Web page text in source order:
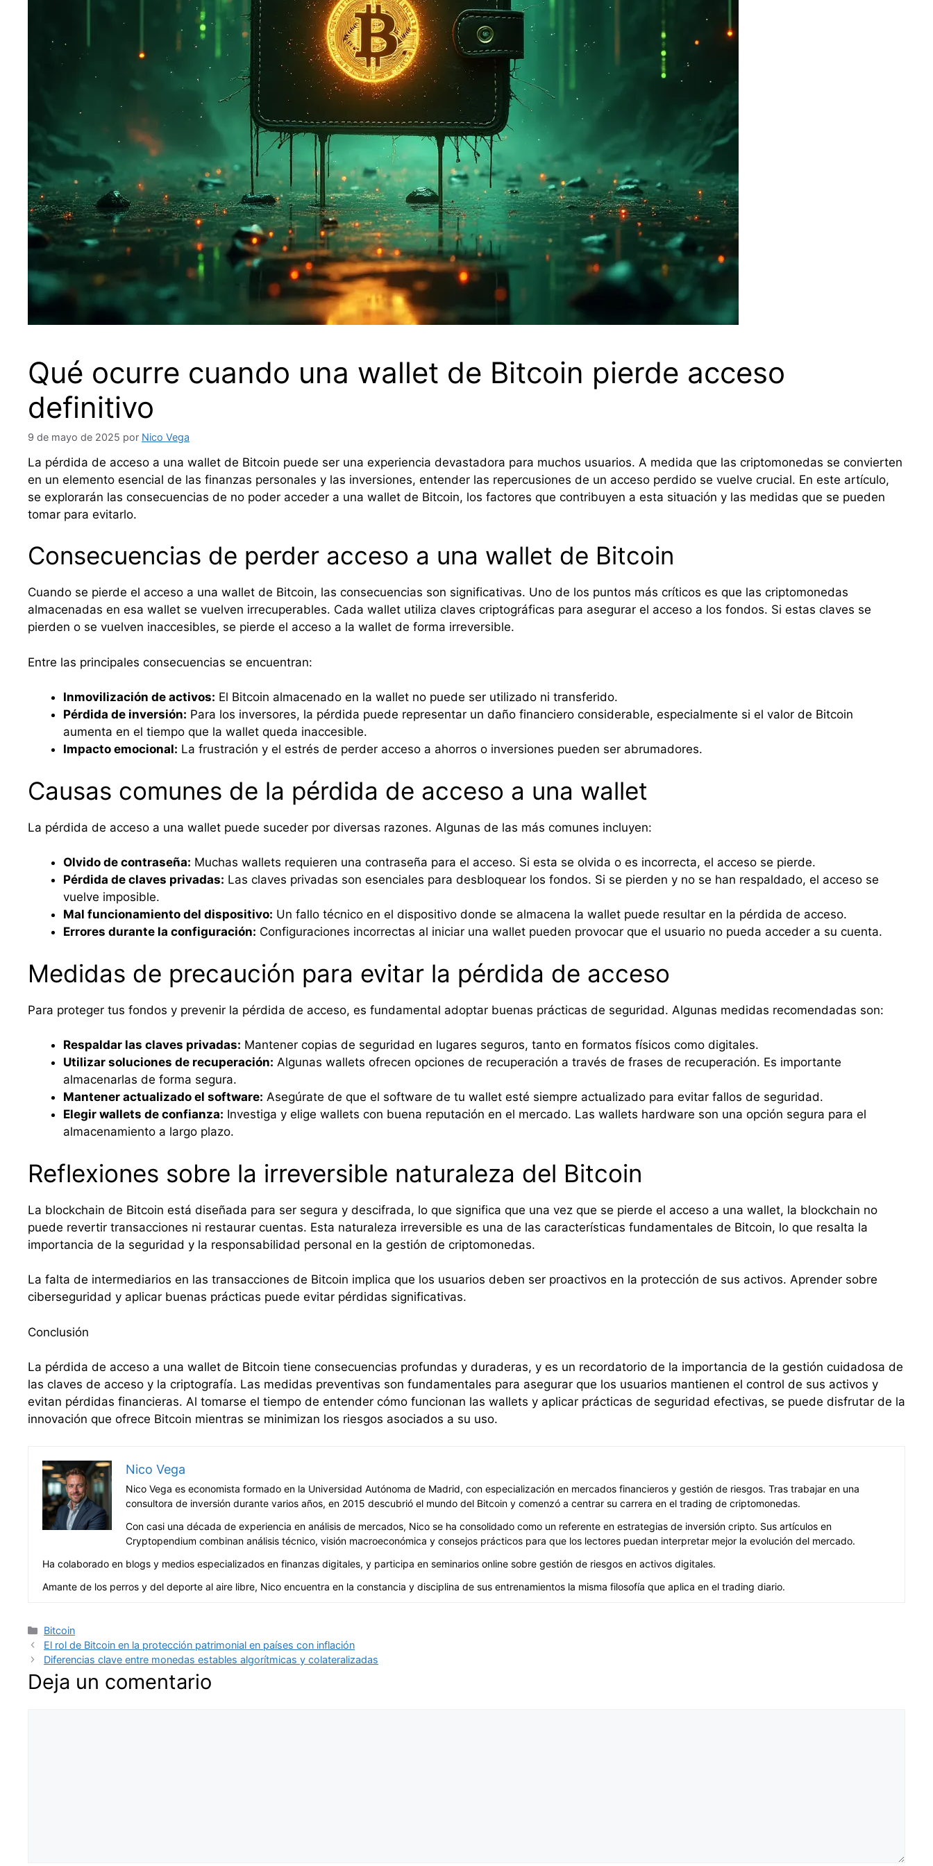
Qué ocurre cuando una wallet de Bitcoin pierde acceso
definitivo
9 de mayo de 2025 por Nico Vega
La pérdida de acceso a una wallet de Bitcoin puede ser una experiencia devastadora para muchos usuarios. A medida que las criptomonedas se convierten
en un elemento esencial de las finanzas personales y las inversiones, entender las repercusiones de un acceso perdido se vuelve crucial. En este artículo,
se explorarán las consecuencias de no poder acceder a una wallet de Bitcoin, los factores que contribuyen a esta situación y las medidas que se pueden
tomar para evitarlo.
Consecuencias de perder acceso a una wallet de Bitcoin
Cuando se pierde el acceso a una wallet de Bitcoin, las consecuencias son significativas. Uno de los puntos más críticos es que las criptomonedas
almacenadas en esa wallet se vuelven irrecuperables. Cada wallet utiliza claves criptográficas para asegurar el acceso a los fondos. Si estas claves se
pierden o se vuelven inaccesibles, se pierde el acceso a la wallet de forma irreversible.
Entre las principales consecuencias se encuentran:
Inmovilización de activos: El Bitcoin almacenado en la wallet no puede ser utilizado ni transferido.
Pérdida de inversión: Para los inversores, la pérdida puede representar un daño financiero considerable, especialmente si el valor de Bitcoin
aumenta en el tiempo que la wallet queda inaccesible.
Impacto emocional: La frustración y el estrés de perder acceso a ahorros o inversiones pueden ser abrumadores.
Causas comunes de la pérdida de acceso a una wallet
La pérdida de acceso a una wallet puede suceder por diversas razones. Algunas de las más comunes incluyen:
Olvido de contraseña: Muchas wallets requieren una contraseña para el acceso. Si esta se olvida o es incorrecta, el acceso se pierde.
Pérdida de claves privadas: Las claves privadas son esenciales para desbloquear los fondos. Si se pierden y no se han respaldado, el acceso se
vuelve imposible.
Mal funcionamiento del dispositivo: Un fallo técnico en el dispositivo donde se almacena la wallet puede resultar en la pérdida de acceso.
Errores durante la configuración: Configuraciones incorrectas al iniciar una wallet pueden provocar que el usuario no pueda acceder a su cuenta.
Medidas de precaución para evitar la pérdida de acceso
Para proteger tus fondos y prevenir la pérdida de acceso, es fundamental adoptar buenas prácticas de seguridad. Algunas medidas recomendadas son:
Respaldar las claves privadas: Mantener copias de seguridad en lugares seguros, tanto en formatos físicos como digitales.
Utilizar soluciones de recuperación: Algunas wallets ofrecen opciones de recuperación a través de frases de recuperación. Es importante
almacenarlas de forma segura.
Mantener actualizado el software: Asegúrate de que el software de tu wallet esté siempre actualizado para evitar fallos de seguridad.
Elegir wallets de confianza: Investiga y elige wallets con buena reputación en el mercado. Las wallets hardware son una opción segura para el
almacenamiento a largo plazo.
Reflexiones sobre la irreversible naturaleza del Bitcoin
La blockchain de Bitcoin está diseñada para ser segura y descifrada, lo que significa que una vez que se pierde el acceso a una wallet, la blockchain no
puede revertir transacciones ni restaurar cuentas. Esta naturaleza irreversible es una de las características fundamentales de Bitcoin, lo que resalta la
importancia de la seguridad y la responsabilidad personal en la gestión de criptomonedas.
La falta de intermediarios en las transacciones de Bitcoin implica que los usuarios deben ser proactivos en la protección de sus activos. Aprender sobre
ciberseguridad y aplicar buenas prácticas puede evitar pérdidas significativas.
Conclusión
La pérdida de acceso a una wallet de Bitcoin tiene consecuencias profundas y duraderas, y es un recordatorio de la importancia de la gestión cuidadosa de
las claves de acceso y la criptografía. Las medidas preventivas son fundamentales para asegurar que los usuarios mantienen el control de sus activos y
evitan pérdidas financieras. Al tomarse el tiempo de entender cómo funcionan las wallets y aplicar prácticas de seguridad efectivas, se puede disfrutar de la
innovación que ofrece Bitcoin mientras se minimizan los riesgos asociados a su uso.
Nico Vega
Nico Vega es economista formado en la Universidad Autónoma de Madrid, con especialización en mercados financieros y gestión de riesgos. Tras trabajar en una
consultora de inversión durante varios años, en 2015 descubrió el mundo del Bitcoin y comenzó a centrar su carrera en el trading de criptomonedas.
Con casi una década de experiencia en análisis de mercados, Nico se ha consolidado como un referente en estrategias de inversión cripto. Sus artículos en
Cryptopendium combinan análisis técnico, visión macroeconómica y consejos prácticos para que los lectores puedan interpretar mejor la evolución del mercado.
Ha colaborado en blogs y medios especializados en finanzas digitales, y participa en seminarios online sobre gestión de riesgos en activos digitales.
Amante de los perros y del deporte al aire libre, Nico encuentra en la constancia y disciplina de sus entrenamientos la misma filosofía que aplica en el trading diario.
Categorías
Bitcoin
El rol de Bitcoin en la protección patrimonial en países con inflación
Diferencias clave entre monedas estables algorítmicas y colateralizadas
Deja un comentario